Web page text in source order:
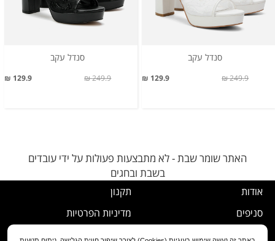
סנדל עקב
129.9 ₪ 249.9 ₪
סנדל עקב
129.9 ₪ 249.9 ₪
האתר שומר שבת - לא מתבצעות פעולות על ידי עובדים
בשבת ובחגים
אודות
סניפים
תקנון
מדיניות הפרטיות
נוהל ביטול עסקה